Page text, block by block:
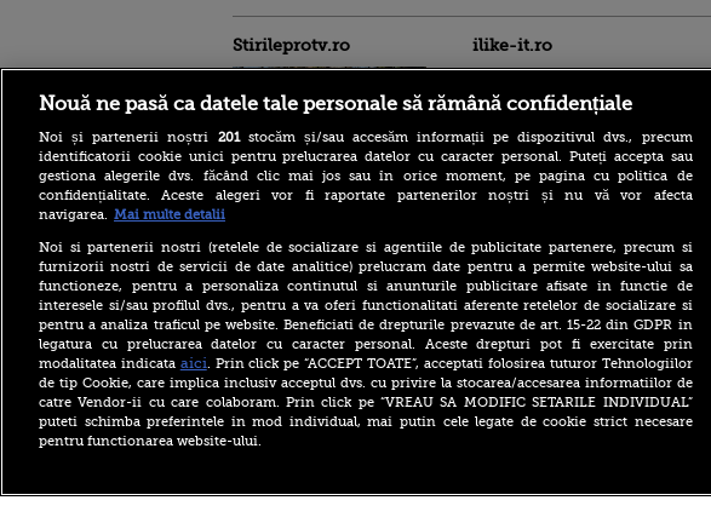
Stirileprotv.ro
șase colegi români. Nimeni
nu a sunat la ambulanță
timp de două ore
Arabia Saudită, Turcia și
Pakistanul, acord de
apărare comună. „Orice
atac armat împotriva unuia,
un atac împotriva tuturor”
O femeie de 82 de ani și-a
recăpătat vederea cu
ajutorul inteligenței
ilike-it.ro
Nouă ne pasă ca datele tale personale să rămână confidențiale
Noi și partenerii noștri 201stocăm și/sau accesăm informații pe dispozitivul dvs., precum
identificatorii cookie unici pentru prelucrarea datelor cu caracter personal. Puteți accepta sau
gestiona alegerile dvs. făcând clic mai jos sau în orice moment, pe pagina cu politica de
confidențialitate. Aceste alegeri vor fi raportate partenerilor noștri și nu vă vor afecta
navigarea. Mai multe detalii
Noi si partenerii nostri (retelele de socializare si agentiile de publicitate partenere, precum si
furnizorii nostri de servicii de date analitice) prelucram date pentru a permite website-ului sa
functioneze, pentru a personaliza continutul si anunturile publicitare afisate in functie de
interesele si/sau profilul dvs., pentru a va oferi functionalitati aferente retelelor de socializare si
pentru a analiza traficul pe website. Beneficiati de drepturile prevazute de art. 15-22 din GDPR in
legatura cu prelucrarea datelor cu caracter personal. Aceste drepturi pot fi exercitate prin
modalitatea indicata aici. Prin click pe “ACCEPT TOATE”, acceptati folosirea tuturor Tehnologiilor
de tip Cookie, care implica inclusiv acceptul dvs. cu privire la stocarea/accesarea informatiilor de
catre Vendor-ii cu care colaboram. Prin click pe “VREAU SA MODIFIC SETARILE INDIVIDUAL”
puteti schimba preferintele in mod individual, mai putin cele legate de cookie strict necesare
pentru functionarea website-ului.